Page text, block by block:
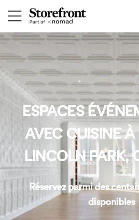
ESPACES
AVEC CUISINE
LINCOLN PARK,
Réservez parmi des
disponibles